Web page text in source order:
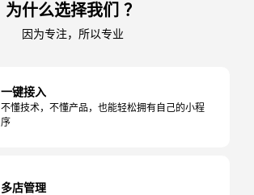
为什么选择我们 ？
因为专注，所以专业
一键接入
不懂技术，不懂产品，也能轻松拥有自己的小程
序
多店管理